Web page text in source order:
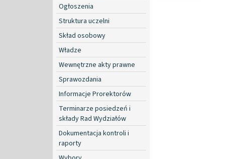
Ogłoszenia
Struktura uczelni
Skład osobowy
Władze
Wewnętrzne akty prawne
Sprawozdania
Informacje Prorektorów
Terminarze posiedzeń i
składy Rad Wydziałów
Dokumentacja kontroli i
raporty